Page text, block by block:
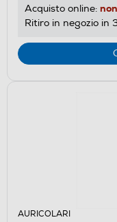
Acquisto online:
Ritiro in negozio in
AURICOLARI